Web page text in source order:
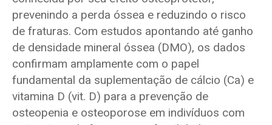
prevenindo a perda óssea e reduzindo o risco
de fraturas. Com estudos apontando até ganho
de densidade mineral óssea (DMO), os dados
confirmam amplamente com o papel
fundamental da suplementação de cálcio (Ca) e
vitamina D (vit. D) para a prevenção de
osteopenia e osteoporose em indivíduos com